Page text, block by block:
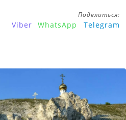
Поделиться:
Viber WhatsApp Telegram